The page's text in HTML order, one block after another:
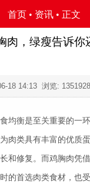
首页 • 资讯 • 正文
肉，绿瘦告诉你
18 14:13浏览:
均衡是至关重要的一
肉类具有丰富的优质
和修复。而鸡胸肉凭
的首选肉类食材，也